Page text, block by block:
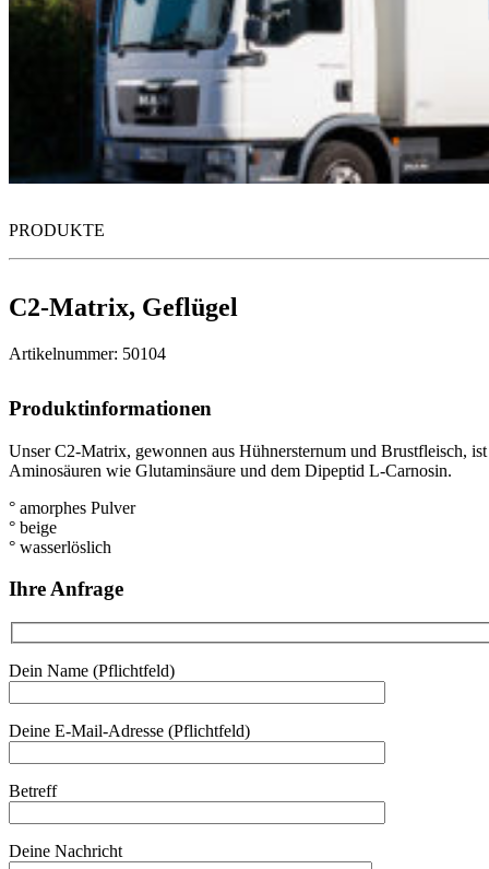
PRODUKTE
C2-Matrix, Geflügel
Artikelnummer: 50104
Produktinformationen
Unser C2-Matrix, gewonnen aus Hühnersternum und Brustfleisch,
Aminosäuren wie Glutaminsäure und dem Dipeptid L-Carnosin.
° amorphes Pulver
° beige
° wasserlöslich
Ihre Anfrage
Dein Name (Pflichtfeld)
Deine E-Mail-Adresse (Pflichtfeld)
Betreff
Deine Nachricht